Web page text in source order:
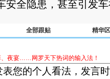
安全隐患，甚至引发
全部跟贴 精华区
夜宴……网罗天下热词的输入法！